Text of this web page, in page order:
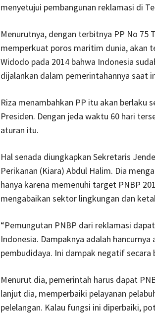
menyetujui pembangunan reklamasi di
Menurutnya, dengan terbitnya PP No 75
memperkuat poros maritim dunia, akan
Widodo pada 2014 bahwa Indonesia
dijalankan dalam pemerintahannya saat
Riza menambahkan PP itu akan berlaku
Presiden. Dengan jeda waktu 60 hari
aturan itu.
Hal senada diungkapkan Sekretaris
Perikanan (Kiara) Abdul Halim. Dia
hanya karena memenuhi target PNBP
mengabaikan sektor lingkungan dan
“Pemungutan PNBP dari reklamasi
Indonesia. Dampaknya adalah
pembudidaya. Ini dampak negatif secara
Menurut dia, pemerintah harus dapat
lanjut dia, memperbaiki pelayanan
pelelangan. Kalau fungsi ini diperbaiki,